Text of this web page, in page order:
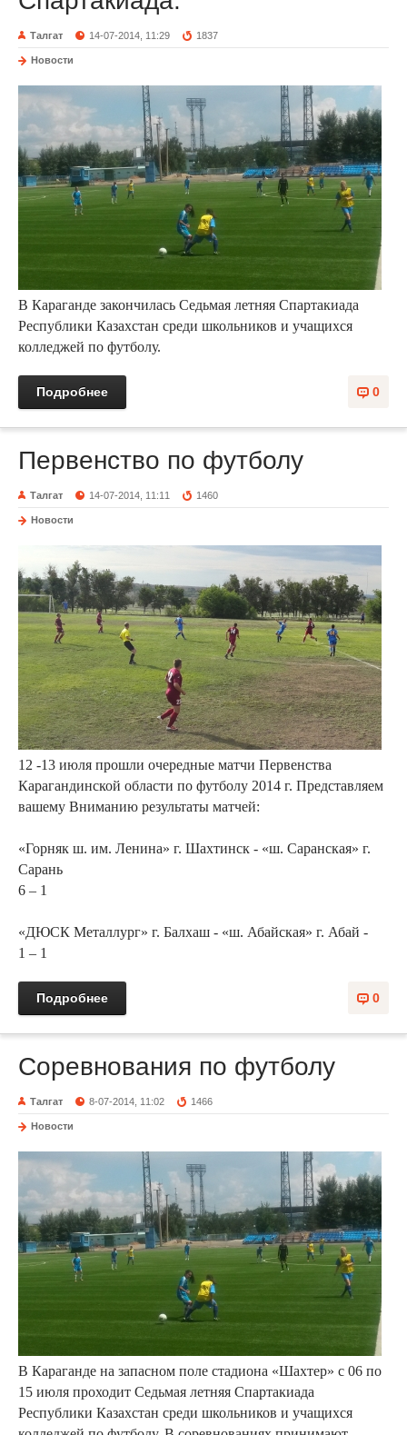
Талгат 14-07-2014, 11:29 1837
Новости
В Караганде закончилась Седьмая летняя Спартакиада
Республики Казахстан среди школьников и учащихся
колледжей по футболу.
0
Подробнее
Первенство по футболу
Талгат 14-07-2014, 11:11 1460
Новости
12 -13 июля прошли очередные матчи Первенства
Карагандинской области по футболу 2014 г. Представляем
вашему Вниманию результаты матчей:
«Горняк ш. им. Ленина» г. Шахтинск - «ш. Саранская» г.
Сарань
6 – 1
«ДЮСК Металлург» г. Балхаш - «ш. Абайская» г. Абай -
1 – 1
0
Подробнее
Соревнования по футболу
Талгат 8-07-2014, 11:02 1466
Новости
В Караганде на запасном поле стадиона «Шахтер» с 06 по
15 июля проходит Седьмая летняя Спартакиада
Республики Казахстан среди школьников и учащихся